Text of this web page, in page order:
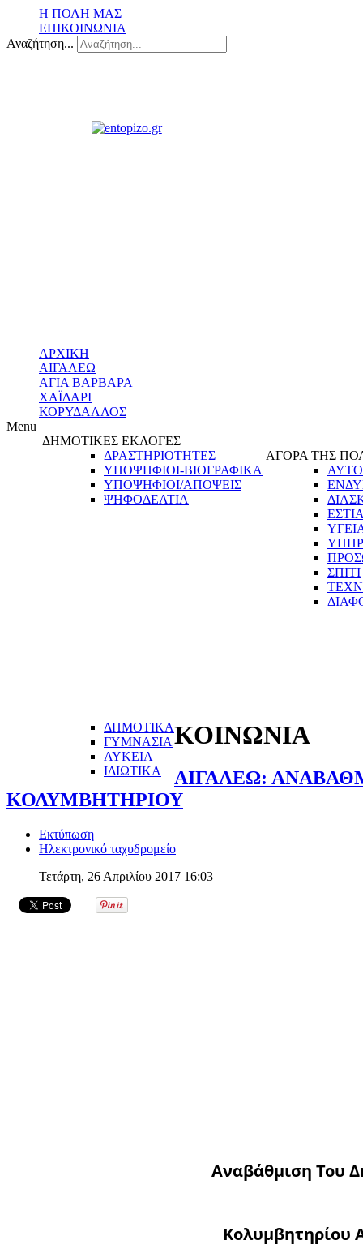
Η ΠΟΛΗ ΜΑΣ
ΕΠΙΚΟΙΝΩΝΙΑ
Αναζήτηση...
ΑΡΧΙΚΗ
ΑΙΓΑΛΕΩ
ΑΓΙΑ ΒΑΡΒΑΡΑ
ΧΑΪΔΑΡΙ
ΚΟΡΥΔΑΛΛΟΣ
Menu
ΔΗΜΟΤΙΚΕΣ ΕΚΛΟΓΕΣ
ΔΡΑΣΤΗΡΙΟΤΗΤΕΣ
ΥΠΟΨΗΦΙΟΙ-ΒΙΟΓΡΑΦΙΚΑ
ΥΠΟΨΗΦΙΟΙ/ΑΠΟΨΕΙΣ
ΨΗΦΟΔΕΛΤΙΑ
ΑΓΟΡΑ ΤΗΣ
ΣΠΙΤΙ
ΔΗΜΟΤΙΚΑ
ΓΥΜΝΑΣΙΑ
ΛΥΚΕΙΑ
ΙΔΙΩΤΙΚΑ
ΚΟΙΝΩΝΙΑ
ΑΙΓΑΛΕΩ:
ΚΟΛΥΜΒΗΤΗΡΙΟΥ
Εκτύπωση
Ηλεκτρονικό ταχυδρομείο
Τετάρτη, 26 Απριλίου 2017 16:03
Αναβάθμιση Του
Κολυμβητηρίου